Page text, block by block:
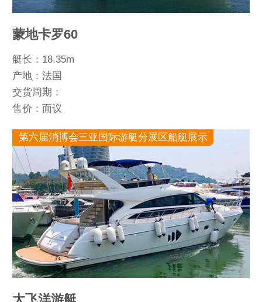
蒙地卡罗60
艇长：18.35m
产地：法国
交货周期：
售价：面议
第六届消博会三亚国际游艇分展区船艇展示